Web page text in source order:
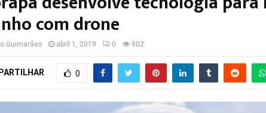
com drone
Guimarães abril 1, 2019 0 902
0